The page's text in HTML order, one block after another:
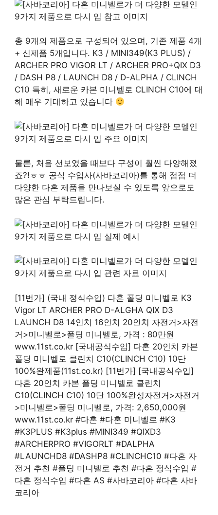
총 9개의 제품으로 구성되어 있으며, 기존 제품 4개
+ 신제품 5개입니다. K3 / MINI349(K3 PLUS) /
ARCHER PRO VIGOR LT / ARCHER PRO+QIX D3
/ DASH P8 / LAUNCH D8 / D-ALPHA / CLINCH
C10 특히, 새로운 카본 미니벨로 CLINCH C10에 대
해 매우 기대하고 있습니다
물론, 처음 선보였을 때보다 구성이 훨씬 다양해졌
죠?!ㅎㅎ 공식 수입사(사바코리아)를 통해 점점 더
다양한 다혼 제품을 만나보실 수 있도록 앞으로도
많은 관심 부탁드립니다.
[11번가] (국내 정식수입) 다혼 폴딩 미니벨로 K3
Vigor LT ARCHER PRO D-ALGHA QIX D3
LAUNCH D8 14인치 16인치 20인치 자전거>자전
거>미니벨로>폴딩 미니벨로, 가격 : 80만원
www.11st.co.kr [국내공식수입] 다혼 20인치 카본
폴딩 미니벨로 클린치 C10(CLINCH C10) 10단
100%완제품(11st.co.kr) [11번가] [국내공식수입]
다혼 20인치 카본 폴딩 미니벨로 클린치
C10(CLINCH C10) 10단 100%완성자전거>자전거
>미니벨로>폴딩 미니벨로, 가격: 2,650,000원 ​​
www.11st.co.kr #다혼 #다혼 미니벨로 #K3
#K3PLUS #K3plus #MINI349 #QIXD3
#ARCHERPRO #VIGORLT #DALPHA
#LAUNCHD8 #DASHP8 #CLINCHC10 #다혼 자
전거 추천 #폴딩 미니벨로 추천 #다혼 정식수입 #
다혼 정식수입 #다혼 AS #사바코리아 #다혼 사바
코리아